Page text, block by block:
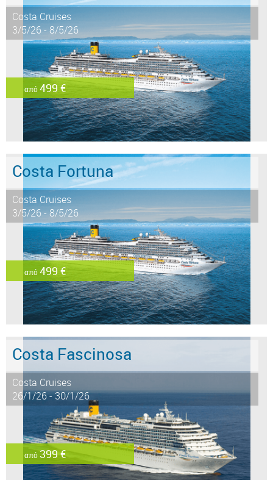
Costa Cruises
3/5/26 - 8/5/26
από499 €
Costa Fortuna
Costa Cruises
3/5/26 - 8/5/26
από499 €
Costa Fascinosa
Costa Cruises
26/1/26 - 30/1/26
από 399 €